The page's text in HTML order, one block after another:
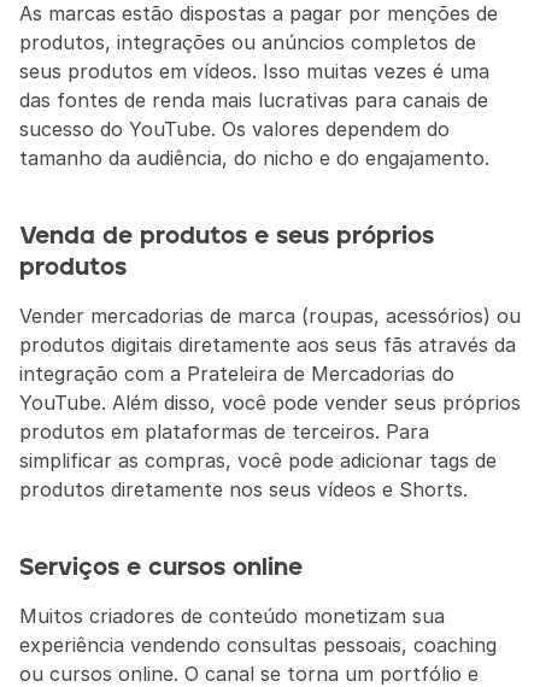
As marcas estão dispostas a pagar por menções de
produtos, integrações ou anúncios completos de
seus produtos em vídeos. Isso muitas vezes é uma
das fontes de renda mais lucrativas para canais de
sucesso do YouTube. Os valores dependem do
tamanho da audiência, do nicho e do engajamento.
Venda de produtos e seus próprios
produtos
Vender mercadorias de marca (roupas, acessórios) ou
produtos digitais diretamente aos seus fãs através da
integração com a Prateleira de Mercadorias do
YouTube. Além disso, você pode vender seus próprios
produtos em plataformas de terceiros. Para
simplificar as compras, você pode adicionar tags de
produtos diretamente nos seus vídeos e Shorts.
Serviços e cursos online
Muitos criadores de conteúdo monetizam sua
experiência vendendo consultas pessoais, coaching
ou cursos online. O canal se torna um portfólio e